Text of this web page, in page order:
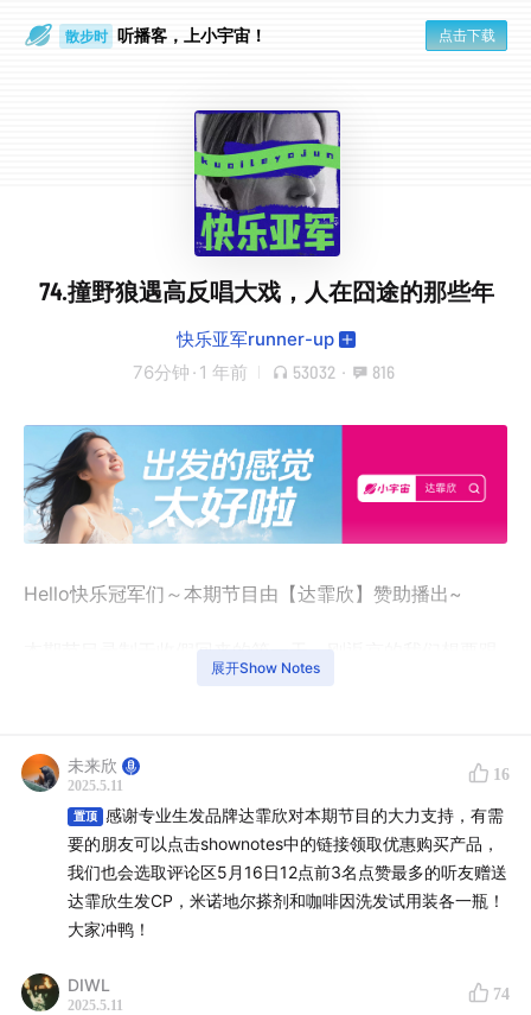
散步时 听播客，上小宇宙！ 点击下载
74.撞野狼遇高反唱大戏，人在囧途的那些年
快乐亚军runner-up
76分钟 · 1 年前 53032 · 816
Hello快乐冠军们～本期节目由【达霏欣】赞助播出~
本期节目录制于收假回来的第一天，刚返京的我们想要跟
大家分享分享我们的旅行故事～
节目之一，由快乐亚军和达霏欣联合呈现。达霏欣希望能
和大家一起，怀揣着对出发的期待生活：只要出发，就会
有可能性。
达霏欣23年专研生发，男女分治双浓度，男性女性均有选
择，止脱生发认准达霏欣，买达霏欣就上京东APP！
展开Show Notes
未来欣
2025.5.11
16
置顶
感谢专业生发品牌达霏欣对本期节目的大力支持，有需
要的朋友可以点击shownotes中的链接领取优惠购买产品，
我们也会选取评论区5月16日12点前3名点赞最多的听友赠送
达霏欣生发CP，米诺地尔搽剂和咖啡因洗发试用装各一瓶！
大家冲鸭！
DIWL
2025.5.11
74